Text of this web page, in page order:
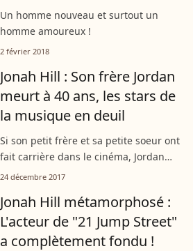
Un homme nouveau et surtout un
homme amoureux !
2 février 2018
Jonah Hill : Son frère Jordan
meurt à 40 ans, les stars de
la musique en deuil
Si son petit frère et sa petite soeur ont
fait carrière dans le cinéma, Jordan
Feldstein s'était fait un nom dans le
24 décembre 2017
Jonah Hill métamorphosé :
L'acteur de "21 Jump Street"
a complètement fondu !